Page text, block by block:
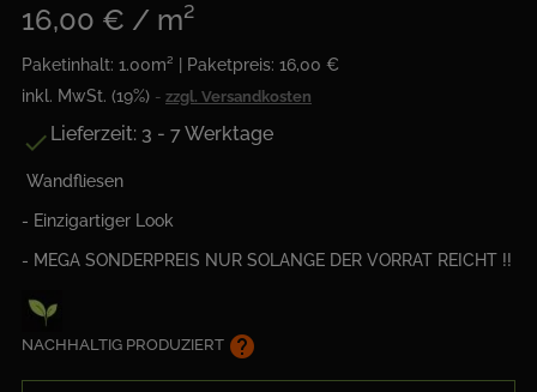
16,00 € / m²
Paketinhalt: 1.00m² | Paketpreis: 16,00 €
inkl. MwSt. (19%)
zzgl. Versandkosten
 Lieferzeit: 3 - 7 Werktage
Wandfliesen
- Einzigartiger Look
- MEGA SONDERPREIS NUR SOLANGE DER VORRAT REICHT !!
NACHHALTIG PRODUZIERT help